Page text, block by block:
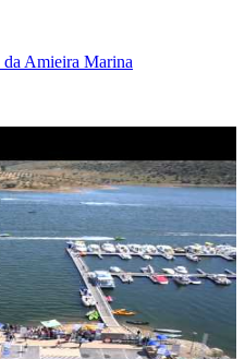
da Amieira Marina